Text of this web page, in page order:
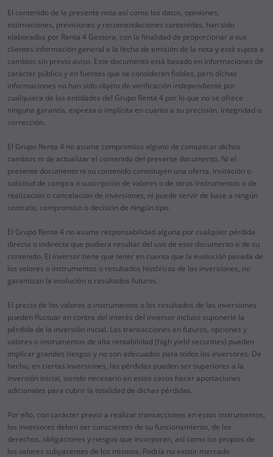
El contenido de la presente nota así como los datos, opiniones,
estimaciones, previsiones y recomendaciones contenidas, han sido
elaborados por Renta 4 Gestora, con la finalidad de proporcionar a sus
clientes información general a la fecha de emisión de la nota y está sujeta a
cambios sin previo aviso. Este documento está basado en informaciones de
carácter público y en fuentes que se consideran fiables, pero dichas
informaciones no han sido objeto de verificación independiente por
cualquiera de las entidades del Grupo Renta 4 por lo que no se ofrece
ninguna garantía, expresa o implícita en cuanto a su precisión, integridad o
corrección.
El Grupo Renta 4 no asume compromiso alguno de comunicar dichos
cambios ni de actualizar el contenido del presente documento. Ni el
presente documento ni su contenido constituyen una oferta, invitación o
solicitud de compra o suscripción de valores o de otros instrumentos o de
realización o cancelación de inversiones, ni puede servir de base a ningún
contrato, compromiso o decisión de ningún tipo.
El Grupo Renta 4 no asume responsabilidad alguna por cualquier pérdida
directa o indirecta que pudiera resultar del uso de este documento o de su
contenido. El inversor tiene que tener en cuenta que la evolución pasada de
los valores o instrumentos o resultados históricos de las inversiones, no
garantizan la evolución o resultados futuros.
El precio de los valores o instrumentos o los resultados de las inversiones
pueden fluctuar en contra del interés del inversor incluso suponerle la
pérdida de la inversión inicial. Las transacciones en futuros, opciones y
valores o instrumentos de alta rentabilidad (high yield securities) pueden
implicar grandes riesgos y no son adecuados para todos los inversores. De
hecho, en ciertas inversiones, las pérdidas pueden ser superiores a la
inversión inicial, siendo necesario en estos casos hacer aportaciones
adicionales para cubrir la totalidad de dichas pérdidas.
Por ello, con carácter previo a realizar transacciones en estos instrumentos,
los inversores deben ser conscientes de su funcionamiento, de los
derechos, obligaciones y riesgos que incorporan, así como los propios de
los valores subyacentes de los mismos. Podría no existir mercado